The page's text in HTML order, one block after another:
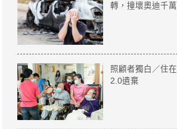
轉，撞壞奧迪千
照顧者獨白／住
2.0遺棄